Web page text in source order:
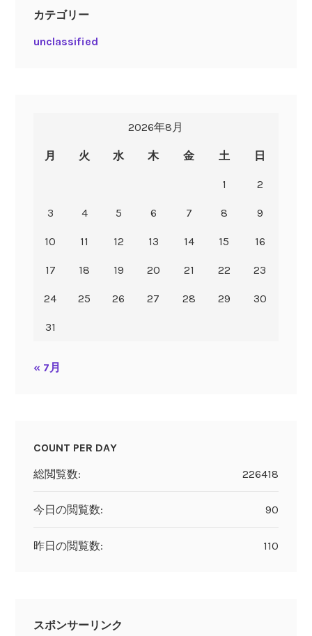
カテゴリー
unclassified
2026年8月
月 火 水 木 金 土 日
1 2
3 4 5 6 7 8 9
10 11 12 13 14 15 16
17 18 19 20 21 22 23
24 25 26 27 28 29 30
31
« 7月
COUNT PER DAY
226418
総閲覧数:
90
今日の閲覧数:
110
昨日の閲覧数:
スポンサーリンク